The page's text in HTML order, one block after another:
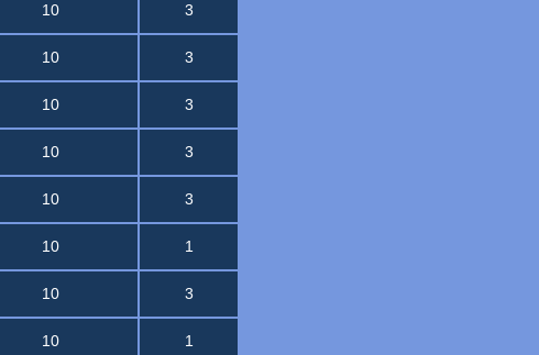
10 3
10 3
10 3
10 3
10 3
10 1
10 3
10 1